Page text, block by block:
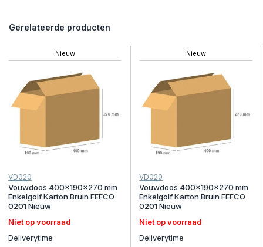
Gerelateerde producten
Nieuw
VD020
Vouwdoos 400x190x270 mm
Enkelgolf Karton Bruin FEFCO
0201 Nieuw
Niet op voorraad
Deliverytime
Nieuw
VD020
Vouwdoos 400x190x270 mm
Enkelgolf Karton Bruin FEFCO
0201 Nieuw
Niet op voorraad
Deliverytime